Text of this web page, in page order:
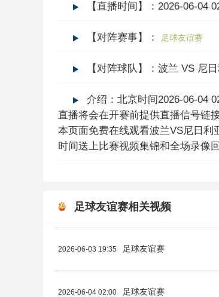
【直播时间】：2026-06-04
【对阵赛事】： 足球友谊赛
【对阵球队】：波兰 VS 尼
介绍：北京时间2026-06-04
直播将会在开赛前提供直播信号链
本页面免费在线观看波兰VS尼日
时间送上比赛视频集锦和全场录像
足球友谊赛相关视频
2026-06-03 19:35 足球友谊赛
2026-06-04 02:00 足球友谊赛